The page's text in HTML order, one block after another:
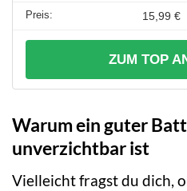
15,99 €
ZUM TOP
Warum ein guter
unverzichtbar ist
Vielleicht fragst du dich,